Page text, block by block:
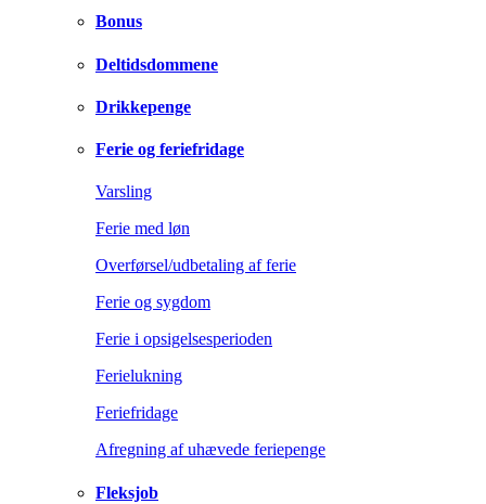
Bonus
Deltidsdommene
Drikkepenge
Ferie og feriefridage
Varsling
Ferie med løn
Overførsel/udbetaling af ferie
Ferie og sygdom
Ferie i opsigelsesperioden
Ferielukning
Feriefridage
Afregning af uhævede feriepenge
Fleksjob